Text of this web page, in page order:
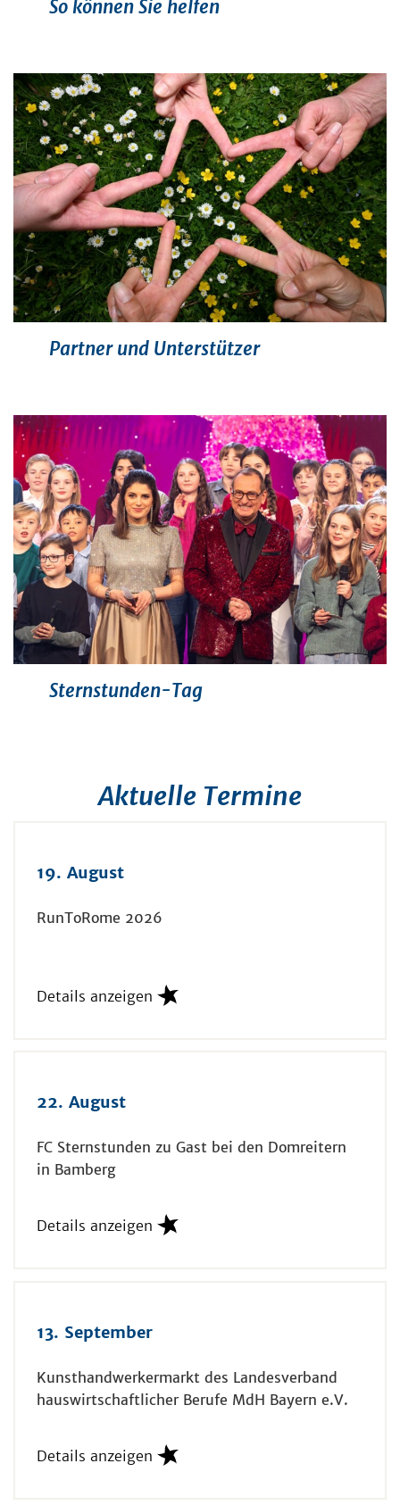
So können Sie helfen
Partner und Unterstützer
Sternstunden-Tag
Aktuelle Termine
19. August
RunToRome 2026
Details anzeigen
22. August
FC Sternstunden zu Gast bei den Domreitern
in Bamberg
Details anzeigen
13. September
Kunsthandwerkermarkt des Landesverband
hauswirtschaftlicher Berufe MdH Bayern e.V.
Details anzeigen